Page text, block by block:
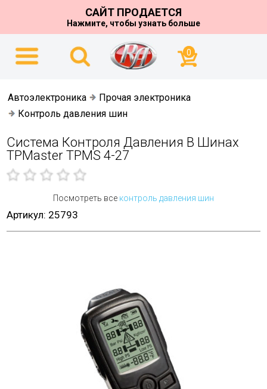
САЙТ ПРОДАЕТСЯ
Нажмите, чтобы узнать больше
0
Автоэлектроника
Прочая электроника
Контроль давления шин
Система Контроля Давления В Шинах
TPMaster TPMS 4-27
Посмотреть все контроль давления шин
Артикул: 25793